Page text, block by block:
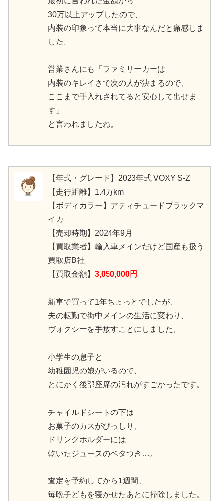
30万以上アップしたので、
内装の印象って本当に大事なんだと痛感しま
した。
営業さんにも「ファミリーカーは
内装のキレイさで次の人が決まるので、
ここまで手入れされてると安心して出せま
す」
と言われましたね。
【年式・グレード】2023年式 VOXY S-Z
【走行距離】1.4万km
【ボディカラー】アティチュードブラックマ
イカ
【売却時期】2024年9月
【買取業者】輸入車メインだけど国産も扱う
買取店B社
【買取金額】 3,050,000円
新車で買って1年ちょっとでしたが、
夫の転勤で街中メインの生活に変わり、
ヴォクシーを手放すことにしました。
小学生の息子と
幼稚園児の娘がいるので、
とにかく後部座席の汚れがすごかったです。
チャイルドシートの下は
お菓子のカスがびっしり、
ドリンクホルダーには
乾いたジュースのベタつき…。
査定を予約してから1週間、
毎晩子どもを寝かせたあとに掃除しました。